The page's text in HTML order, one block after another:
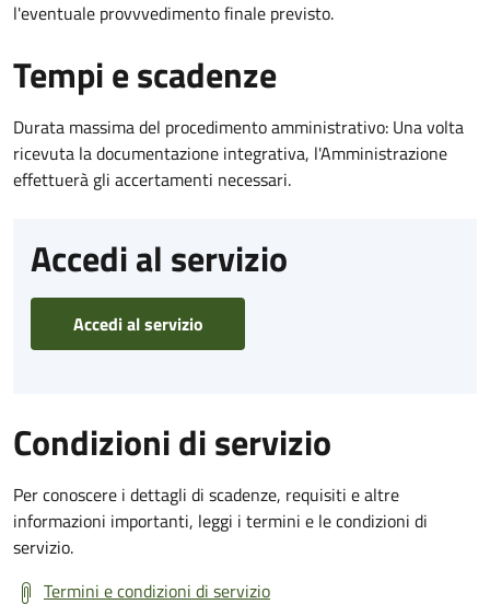
l'eventuale provvvedimento finale previsto.
Tempi e scadenze
Durata massima del procedimento amministrativo: Una volta
ricevuta la documentazione integrativa, l'Amministrazione
effettuerà gli accertamenti necessari.
Accedi al servizio
Accedi al servizio
Condizioni di servizio
Per conoscere i dettagli di scadenze, requisiti e altre
informazioni importanti, leggi i termini e le condizioni di
servizio.
Termini e condizioni di servizio